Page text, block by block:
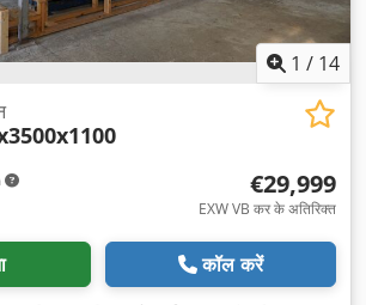
1 / 14
€29,999
EXW VB कर के अतिरिक्त
कॉल करें